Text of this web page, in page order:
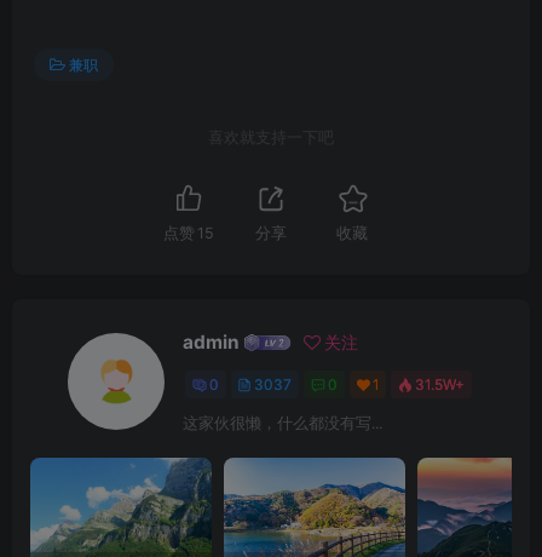
兼职
喜欢就支持一下吧
点赞 15 分享 收藏
admin 关注
0 3037 0 1 31.5W+
这家伙很懒，什么都没有写...